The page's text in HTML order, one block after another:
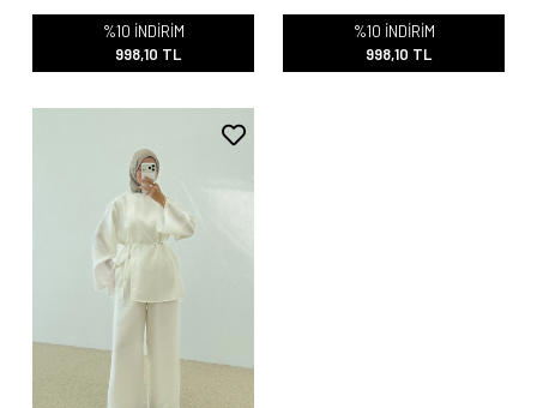
%10 İNDİRİM
998,10 TL
%10 İNDİRİM
998,10 TL